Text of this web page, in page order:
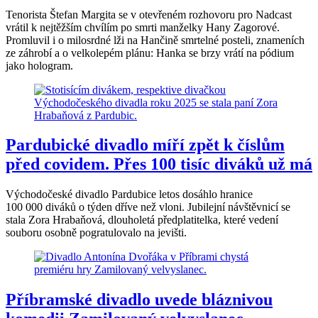
Tenorista Štefan Margita se v otevřeném rozhovoru pro Nadcast
vrátil k nejtěžším chvílím po smrti manželky Hany Zagorové.
Promluvil i o milosrdné lži na Hančině smrtelné posteli, znameních
ze záhrobí a o velkolepém plánu: Hanka se brzy vrátí na pódium
jako hologram.
Pardubické divadlo míří zpět k číslům
před covidem. Přes 100 tisíc diváků už má
Východočeské divadlo Pardubice letos dosáhlo hranice
100 000 diváků o týden dříve než vloni. Jubilejní návštěvnicí se
stala Zora Hrabaňová, dlouholetá předplatitelka, které vedení
souboru osobně pogratulovalo na jevišti.
Příbramské divadlo uvede bláznivou